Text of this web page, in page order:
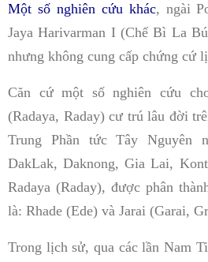
Một số nghiên cứu khác, ngài
Jaya Harivarman I (Chế Bì La
nhưng không cung cấp chứng cứ
Căn cứ một số nghiên cứu
(Radaya, Raday) cư trú lâu đời
Trung Phần tức Tây Nguyên
DakLak, Daknong, Gia Lai,
Radaya (Raday), được phân
là: Rhade (Ede) và Jarai (Garai,
Trong lịch sử, qua các lần Nam